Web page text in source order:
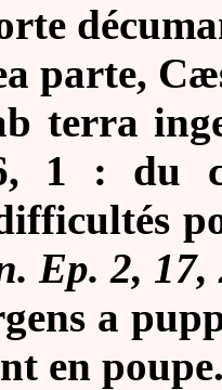
parte,
terra
1 : du
Ep. 2, 17,
a
en